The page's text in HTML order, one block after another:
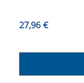
27,96 €